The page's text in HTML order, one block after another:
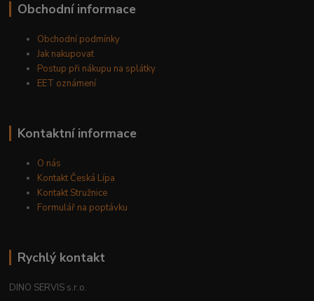
Obchodní informace
Obchodní podmínky
Jak nakupovat
Postup při nákupu na splátky
EET oznámení
Kontaktní informace
O nás
Kontakt Česká Lípa
Kontakt Stružnice
Formulář na poptávku
Rychlý kontakt
DINO SERVIS s.r.o.